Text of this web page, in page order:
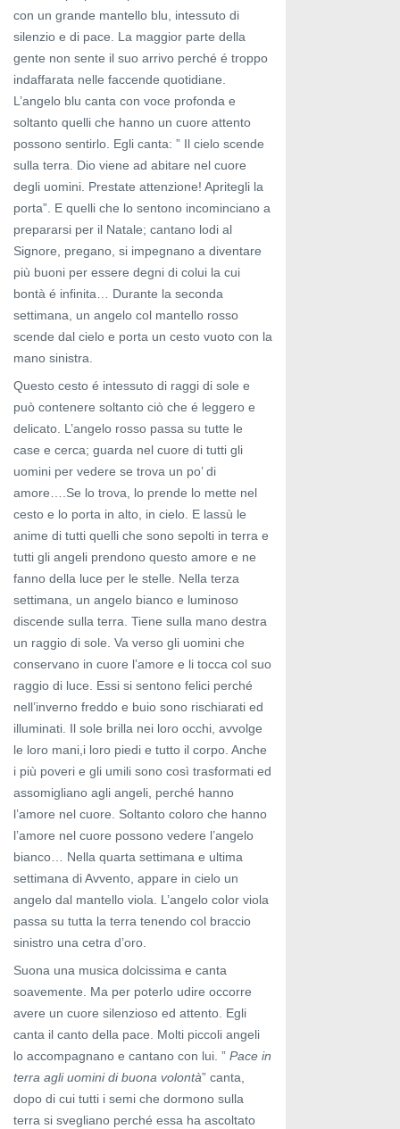
con un grande mantello blu, intessuto di
silenzio e di pace. La maggior parte della
gente non sente il suo arrivo perché é troppo
indaffarata nelle faccende quotidiane.
L’angelo blu canta con voce profonda e
soltanto quelli che hanno un cuore attento
possono sentirlo. Egli canta: ” Il cielo scende
sulla terra. Dio viene ad abitare nel cuore
degli uomini. Prestate attenzione! Apritegli la
porta”. E quelli che lo sentono incominciano a
prepararsi per il Natale; cantano lodi al
Signore, pregano, si impegnano a diventare
più buoni per essere degni di colui la cui
bontà é infinita… Durante la seconda
settimana, un angelo col mantello rosso
scende dal cielo e porta un cesto vuoto con la
mano sinistra.
Questo cesto é intessuto di raggi di sole e
può contenere soltanto ciò che é leggero e
delicato. L’angelo rosso passa su tutte le
case e cerca; guarda nel cuore di tutti gli
uomini per vedere se trova un po’ di
amore….Se lo trova, lo prende lo mette nel
cesto e lo porta in alto, in cielo. E lassù le
anime di tutti quelli che sono sepolti in terra e
tutti gli angeli prendono questo amore e ne
fanno della luce per le stelle. Nella terza
settimana, un angelo bianco e luminoso
discende sulla terra. Tiene sulla mano destra
un raggio di sole. Va verso gli uomini che
conservano in cuore l’amore e li tocca col suo
raggio di luce. Essi si sentono felici perché
nell’inverno freddo e buio sono rischiarati ed
illuminati. Il sole brilla nei loro occhi, avvolge
le loro mani,i loro piedi e tutto il corpo. Anche
i più poveri e gli umili sono così trasformati ed
assomigliano agli angeli, perché hanno
l’amore nel cuore. Soltanto coloro che hanno
l’amore nel cuore possono vedere l’angelo
bianco… Nella quarta settimana e ultima
settimana di Avvento, appare in cielo un
angelo dal mantello viola. L’angelo color viola
passa su tutta la terra tenendo col braccio
sinistro una cetra d’oro.
Suona una musica dolcissima e canta
soavemente. Ma per poterlo udire occorre
avere un cuore silenzioso ed attento. Egli
canta il canto della pace. Molti piccoli angeli
lo accompagnano e cantano con lui. ” Pace in
terra agli uomini di buona volontà” canta,
dopo di cui tutti i semi che dormono sulla
terra si svegliano perché essa ha ascoltato